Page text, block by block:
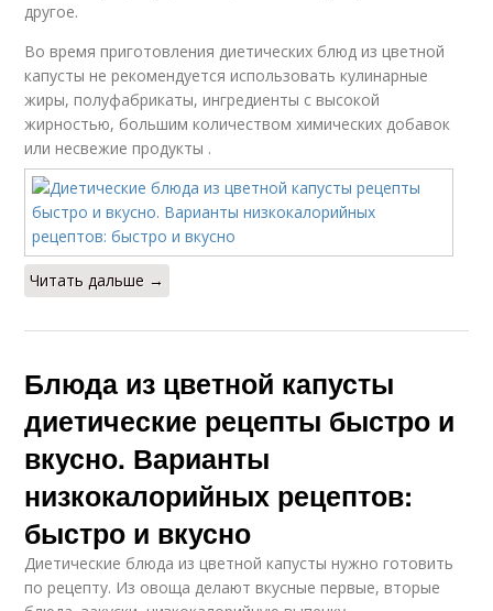
другое.
Во время приготовления диетических блюд из цветной
капусты не рекомендуется использовать кулинарные
жиры, полуфабрикаты, ингредиенты с высокой
жирностью, большим количеством химических добавок
или несвежие продукты .
Читать дальше →
Блюда из цветной капусты
диетические рецепты быстро и
вкусно. Варианты
низкокалорийных рецептов:
быстро и вкусно
Диетические блюда из цветной капусты нужно готовить
по рецепту. Из овоща делают вкусные первые, вторые